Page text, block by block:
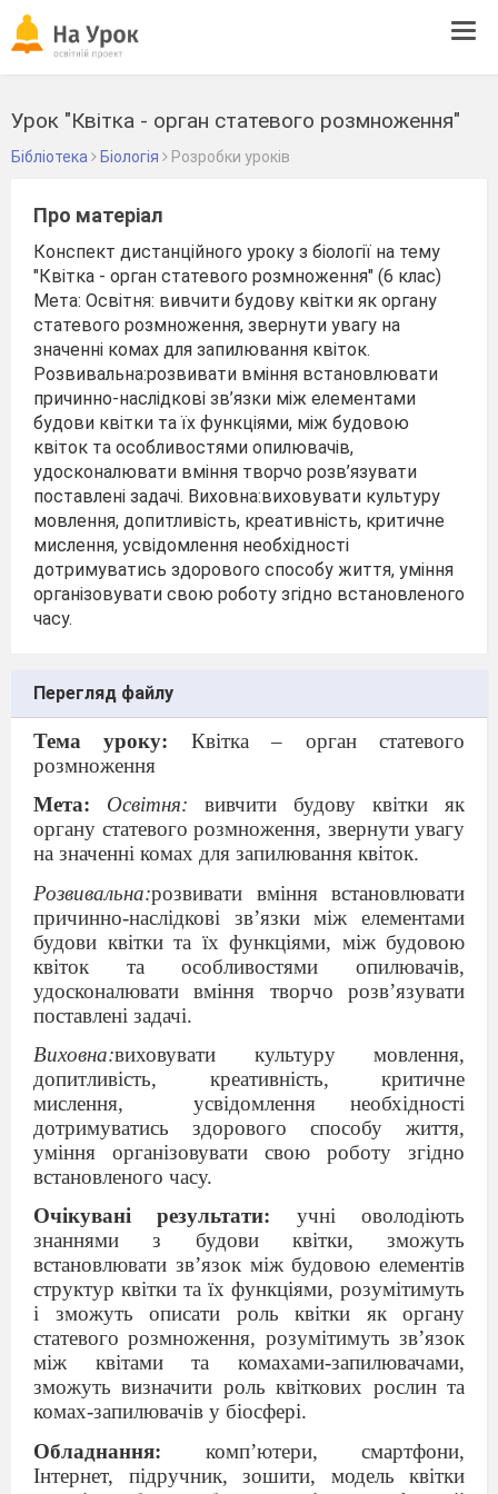
Урок "Квітка - орган статевого розмноження"
Бібліотека Біологія Розробки уроків
Про матеріал
Конспект дистанційного уроку з біології на тему
"Квітка - орган статевого розмноження" (6 клас)
Мета: Освітня: вивчити будову квітки як органу
статевого розмноження, звернути увагу на
значенні комах для запилювання квіток.
Розвивальна:розвивати вміння встановлювати
причинно-наслідкові зв’язки між елементами
будови квітки та їх функціями, між будовою
квіток та особливостями опилювачів,
удосконалювати вміння творчо розв’язувати
поставлені задачі. Виховна:виховувати культуру
мовлення, допитливість, креативність, критичне
мислення, усвідомлення необхідності
дотримуватись здорового способу життя, уміння
організовувати свою роботу згідно встановленого
часу.
Перегляд файлу
Тема уроку: Квітка – орган статевого
розмноження
Мета: Освітня: вивчити будову квітки як
органу статевого розмноження, звернути увагу
на значенні комах для запилювання квіток.
Розвивальна:розвивати вміння встановлювати
причинно-наслідкові зв’язки між елементами
будови квітки та їх функціями, між будовою
квіток та особливостями опилювачів,
удосконалювати вміння творчо розв’язувати
поставлені задачі.
Виховна:виховувати культуру мовлення,
допитливість, креативність, критичне
мислення,
усвідомлення необхідності
дотримуватись здорового способу життя,
уміння організовувати свою роботу згідно
встановленого часу.
Очікувані результати: учні оволодіють
знаннями з будови квітки, зможуть
встановлювати зв’язок між будовою елементів
структур квітки та їх функціями, розумітимуть
і зможуть описати роль квітки як органу
статевого розмноження, розумітимуть зв’язок
між квітами та комахами-запилювачами,
зможуть визначити роль квіткових рослин та
комах-запилювачів у біосфері.
Обладнання: комп’ютери, смартфони,
Інтернет, підручник, зошити, модель квітки